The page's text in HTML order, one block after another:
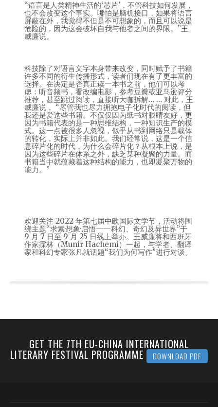
“语言是人类精神生活的‘芯片’，不管科技如何发展，
也不会改变这个事实。哪怕是脑机接口，如果将语言
屏蔽在外，我觉得不但是不可想象的，而且可以说是
危险的，因为这会破坏自我与他者之间的界限。”王
威廉说。
科技除了对语言文字本身带来改变，同时赋予了书籍
许多不同的衍生传播形式，读者们现在有了更丰富的
选择。在决定是否真正读一本书之前，他们可以考
虑：听音频书，看改编电影，参考豆瓣或亚马逊评分
推荐，甚至跳过阅读，直接听大咖拆解… … 对此，王
威廉说， “尽管我也尽力拥抱电子化时代的阅读，但
我还是爱这些书籍。不仅仅因为纸书对眼睛友好，更
因为书籍代表的是一种思维结构，一种知识生产的模
式。这一点被很多人忽视，似乎从书到网络只是载体
的转化，实际上并非如此。我们经常说，这是一个信
息碎片化的时代，为什么会碎片化？从根本上说，是
因为这些碎片在体系之外，缺乏某种凝聚的力量。而
书籍当中就蕴藏着这种结构的能力，也即凝聚万物的
能力。”
欢迎关注 2022 年第七届中欧国际文学节，活动将围
绕主题“求索·想象·启悟——科幻、奇幻及异世界”于
9 月 7 日至 9 月 25 日线上举办。王威廉将和西班牙
作家霂林（Munir Hachemi）一起，与学者、翻译
家和科幻专家张凡就话题“我们为何写作”进行对谈。
GET THE 7TH EU-CHINA INTERNATIONAL
LITERARY FESTIVAL PROGRAMME DOWNLOAD PDF